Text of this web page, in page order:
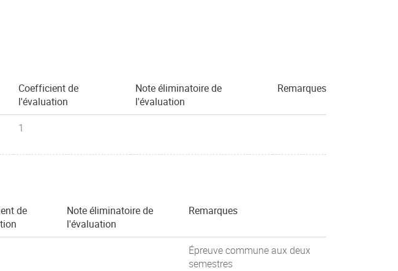
Coefficient de
l'évaluation
Note éliminatoire de
l'évaluation
Remarques
1
de
Note éliminatoire de
l'évaluation
Remarques
Épreuve commune aux deux
semestres